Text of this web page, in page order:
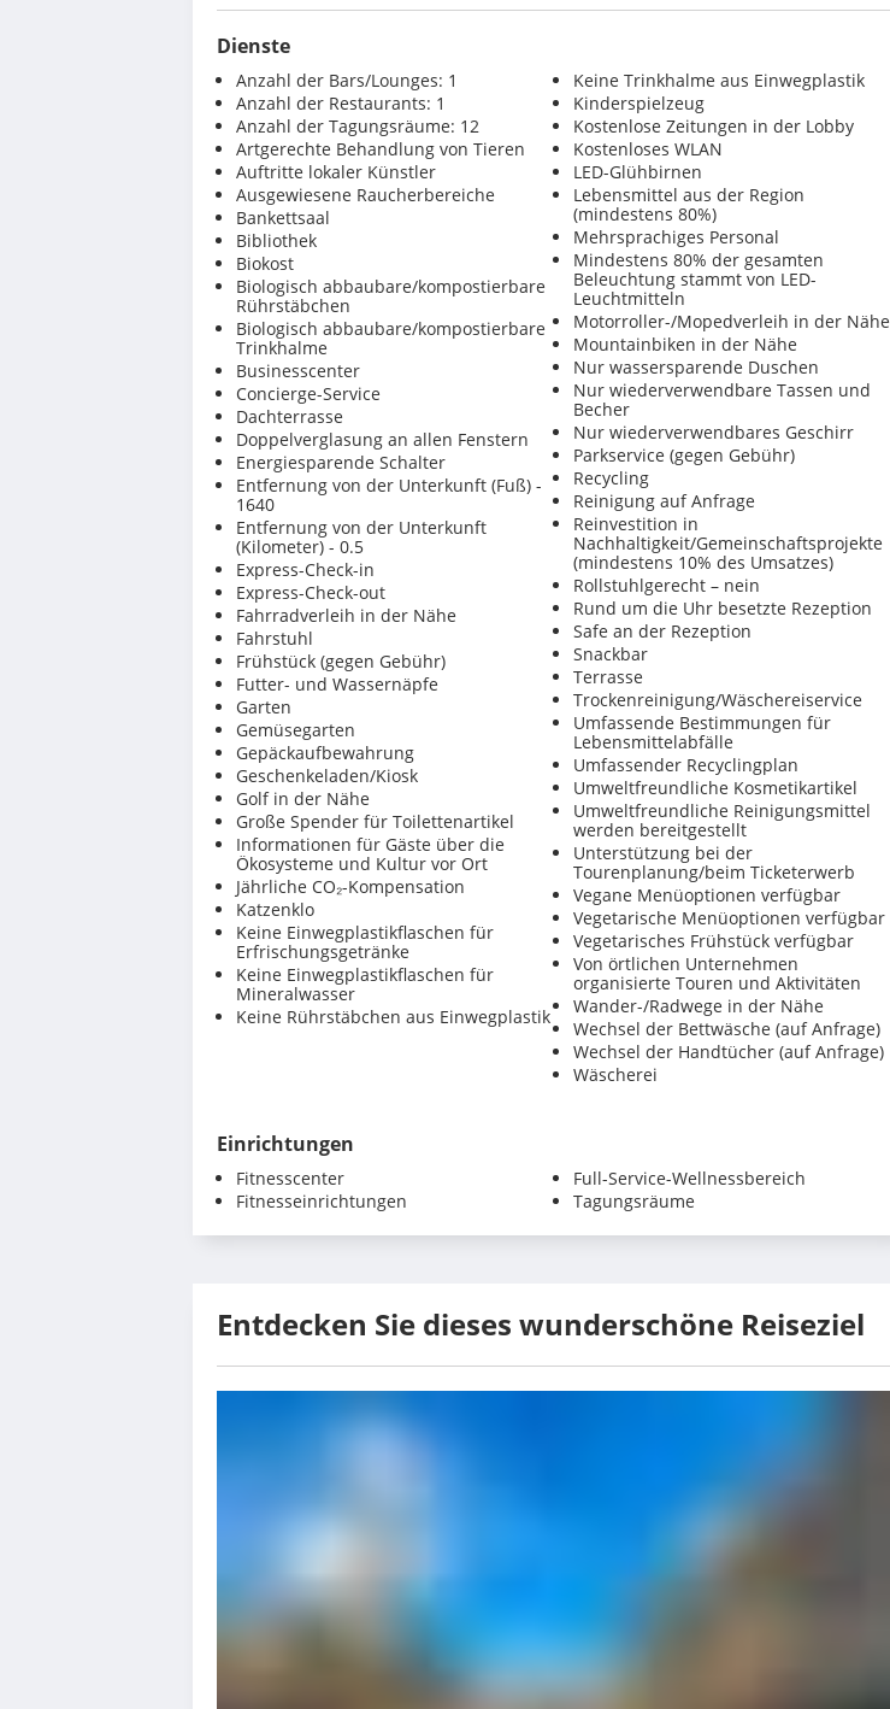
Dienste
Anzahl der Bars/Lounges: 1
Anzahl der Restaurants: 1
Anzahl der Tagungsräume: 12
Artgerechte Behandlung von Tieren
Auftritte lokaler Künstler
Ausgewiesene Raucherbereiche
Bankettsaal
Bibliothek
Biokost
Biologisch abbaubare/kompostierbare
Rührstäbchen
Biologisch abbaubare/kompostierbare
Trinkhalme
Businesscenter
Concierge-Service
Dachterrasse
Doppelverglasung an allen Fenstern
Energiesparende Schalter
Entfernung von der Unterkunft (Fuß) -
1640
Entfernung von der Unterkunft
(Kilometer) - 0.5
Express-Check-in
Express-Check-out
Fahrradverleih in der Nähe
Fahrstuhl
Frühstück (gegen Gebühr)
Futter- und Wassernäpfe
Garten
Gemüsegarten
Gepäckaufbewahrung
Geschenkeladen/Kiosk
Golf in der Nähe
Große Spender für Toilettenartikel
Informationen für Gäste über die
Ökosysteme und Kultur vor Ort
Jährliche CO₂-Kompensation
Katzenklo
Keine Einwegplastikflaschen für
Erfrischungsgetränke
Keine Einwegplastikflaschen für
Mineralwasser
Keine Rührstäbchen aus Einwegplastik
Keine Trinkhalme aus Einwegplastik
Kinderspielzeug
Kostenlose Zeitungen in der Lobby
Kostenloses WLAN
LED-Glühbirnen
Lebensmittel aus der Region
(mindestens 80%)
Mehrsprachiges Personal
Mindestens 80% der gesamten
Beleuchtung stammt von LED-
Leuchtmitteln
Motorroller-/Mopedverleih in der Nähe
Mountainbiken in der Nähe
Nur wassersparende Duschen
Nur wiederverwendbare Tassen und
Becher
Nur wiederverwendbares Geschirr
Parkservice (gegen Gebühr)
Recycling
Reinigung auf Anfrage
Reinvestition in
Nachhaltigkeit/Gemeinschaftsprojekte
(mindestens 10% des Umsatzes)
Rollstuhlgerecht – nein
Rund um die Uhr besetzte Rezeption
Safe an der Rezeption
Snackbar
Terrasse
Trockenreinigung/Wäschereiservice
Umfassende Bestimmungen für
Lebensmittelabfälle
Umfassender Recyclingplan
Umweltfreundliche Kosmetikartikel
Umweltfreundliche Reinigungsmittel
werden bereitgestellt
Unterstützung bei der
Tourenplanung/beim Ticketerwerb
Vegane Menüoptionen verfügbar
Vegetarische Menüoptionen verfügbar
Vegetarisches Frühstück verfügbar
Von örtlichen Unternehmen
organisierte Touren und Aktivitäten
Wander-/Radwege in der Nähe
Wechsel der Bettwäsche (auf Anfrage)
Wechsel der Handtücher (auf Anfrage)
Wäscherei
Einrichtungen
Fitnesscenter
Fitnesseinrichtungen
Full-Service-Wellnessbereich
Tagungsräume
Entdecken Sie dieses wunderschöne Reiseziel